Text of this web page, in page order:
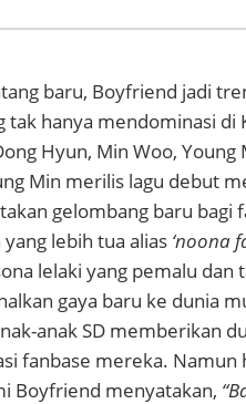
baru, Boyfriend jadi
tak hanya mendominasi di
Hyun, Min Woo, Young
Min merilis lagu debut
gelombang baru bagi
lebih tua alias ‘noona
lelaki yang pemalu
gaya baru ke dunia
anak SD memberikan
fanbase mereka. Namun
Boyfriend menyatakan,